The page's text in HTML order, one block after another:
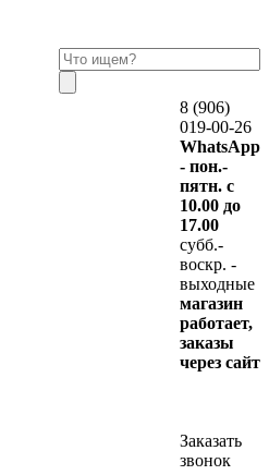
8 (906)
019-00-26
WhatsApp
- пон.-
пятн. с
10.00 до
17.00
субб.-
воскр. -
выходные
магазин
работает,
заказы
через сайт
Заказать
звонок